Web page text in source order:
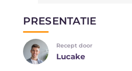
PRESENTATIE
Recept door
Lucake